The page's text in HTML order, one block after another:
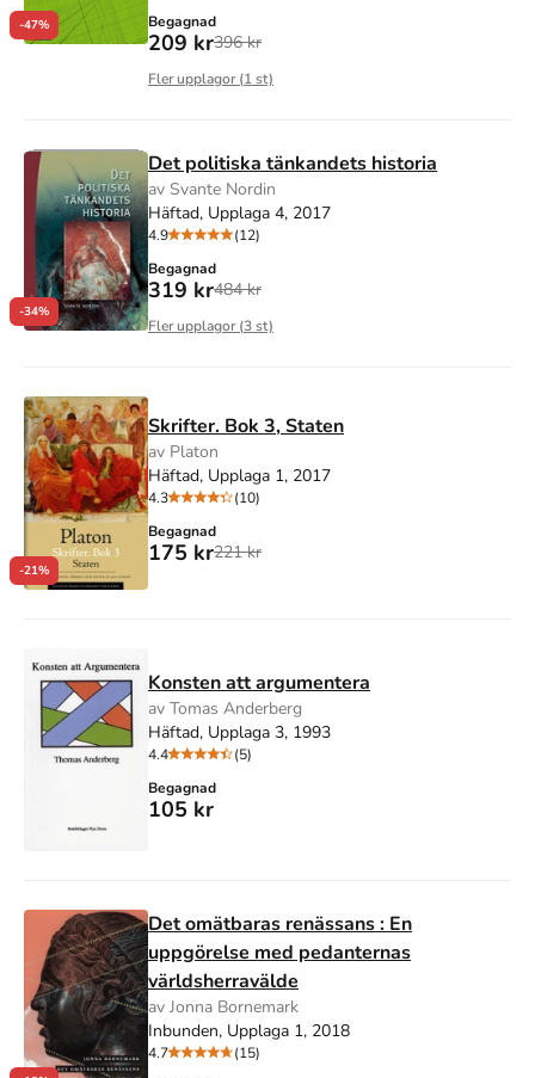
-47%
Begagnad
209 kr396 kr
Fler upplagor (1st)
-34%
Det politiska tänkandets historia
av Svante Nordin
Häftad, Upplaga 4, 2017
4.9
(12)
Begagnad
319 kr484 kr
Fler upplagor (3st)
-21%
Skrifter. Bok 3, Staten
av Platon
Häftad, Upplaga 1, 2017
4.3
(10)
Begagnad
175 kr221 kr
Konsten att argumentera
av Tomas Anderberg
Häftad, Upplaga 3, 1993
4.4
(5)
Begagnad
105 kr
Det omätbaras renässans : En
uppgörelse med pedanternas
världsherravälde
av Jonna Bornemark
Inbunden, Upplaga 1, 2018
4.7
(15)